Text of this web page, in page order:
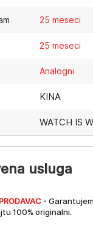
usluga
-
100% originalni.
25 meseci
25 meseci
Analogni
KINA
WATCH IS